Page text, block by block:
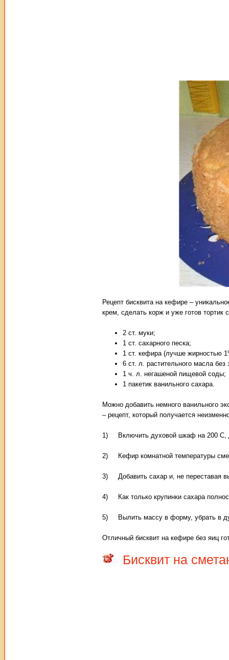
Рецепт бисквита на кефире –
крем, сделать корж и уже готов
2 ст. муки;
1 ст. сахарного песка;
1 ст. кефира (лучше жирностью
6 ст. л. растительного масла без
1 ч. л. негашеной пищевой соды;
1 пакетик ванильного сахара.
Можно добавить немного ванильного
– рецепт, который получается
1) Включить духовой шкаф на 200 С,
2) Кефир комнатной температуры
3) Добавить сахар и, не переставая
4) Как только крупинки сахара
5) Вылить массу в форму, убрать в
Отличный бисквит на кефире без яиц
Бисквит на